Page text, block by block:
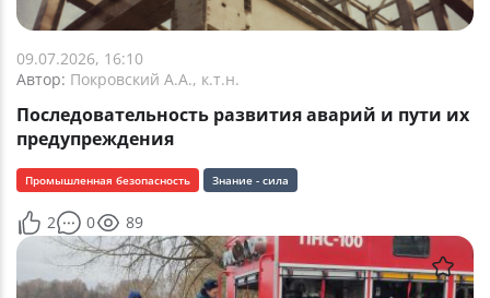
09.07.2026, 16:10
Автор: Покровский А.А., к.т.н.
Последовательность развития аварий и пути их
предупреждения
Промышленная безопасность Знание - сила
2 0 89